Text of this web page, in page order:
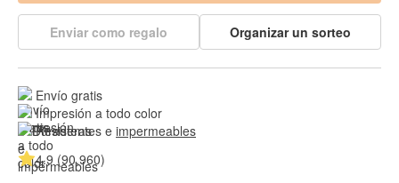
Enviar como regalo Organizar un sorteo
Envío gratis
Impresión a todo color
Resistentes e impermeables
4.9 (90,960)